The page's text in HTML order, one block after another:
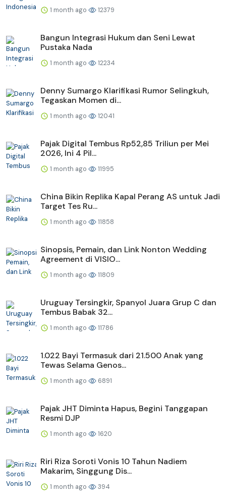
1 month ago 12379
Bangun Integrasi Hukum dan Seni Lewat
Pustaka Nada
1 month ago 12234
Denny Sumargo Klarifikasi Rumor Selingkuh,
Tegaskan Momen di...
1 month ago 12041
Pajak Digital Tembus Rp52,85 Triliun per Mei
2026, Ini 4 Pil...
1 month ago 11995
China Bikin Replika Kapal Perang AS untuk Jadi
Target Tes Ru...
1 month ago 11858
Sinopsis, Pemain, dan Link Nonton Wedding
Agreement di VISIO...
1 month ago 11809
Uruguay Tersingkir, Spanyol Juara Grup C dan
Tembus Babak 32...
1 month ago 11786
1.022 Bayi Termasuk dari 21.500 Anak yang
Tewas Selama Genos...
1 month ago 6891
Pajak JHT Diminta Hapus, Begini Tanggapan
Resmi DJP
1 month ago 1620
Riri Riza Soroti Vonis 10 Tahun Nadiem
Makarim, Singgung Dis...
1 month ago 394